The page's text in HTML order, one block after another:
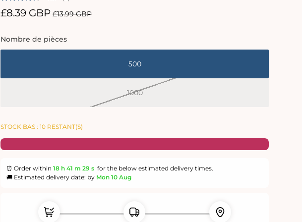
Prix
£8.39 GBP Prix
£13.99 GBP
Nombre de pièces
500
1000Variante
STOCK BAS : 10 RESTANT(S)
⏰ Order within 18 h 41 m 28 s for the below estimated delivery times.
🚚 Estimated delivery date: by Mon 10 Aug